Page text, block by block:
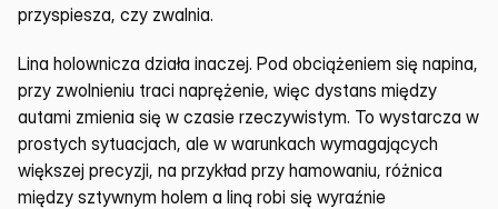
przyspiesza, czy zwalnia.
Lina holownicza działa inaczej. Pod obciążeniem się napina,
przy zwolnieniu traci naprężenie, więc dystans między
autami zmienia się w czasie rzeczywistym. To wystarcza w
prostych sytuacjach, ale w warunkach wymagających
większej precyzji, na przykład przy hamowaniu, różnica
między sztywnym holem a liną robi się wyraźnie